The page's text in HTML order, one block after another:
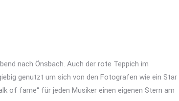
nach Önsbach. Auch der rote Teppich im
genutzt um sich von den Fotografen wie ein Star
of fame“ für jeden Musiker einen eigenen Stern am